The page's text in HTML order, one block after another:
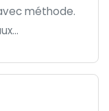
méthode.